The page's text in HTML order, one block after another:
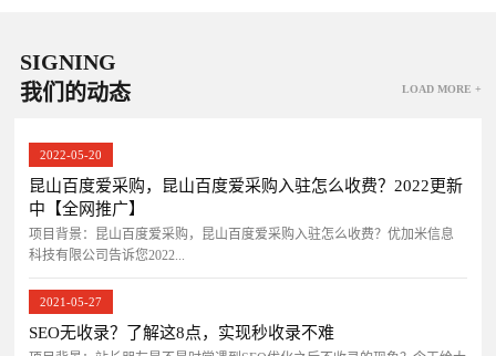
SIGNING
我们的动态
LOAD MORE +
2022-05-20
昆山百度爱采购，昆山百度爱采购入驻怎么收费？2022更新
中【全网推广】
项目背景：昆山百度爱采购，昆山百度爱采购入驻怎么收费？优加米信息
科技有限公司告诉您2022...
2021-05-27
SEO无收录？了解这8点，实现秒收录不难